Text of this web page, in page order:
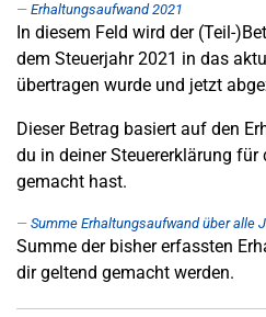
Erhaltungsaufwand 2021
In diesem Feld wird der (Teil-
dem Steuerjahr 2021 in das
übertragen wurde und jetzt
Dieser Betrag basiert auf den
du in deiner Steuererklärung
gemacht hast.
Summe Erhaltungsaufwand über alle
Summe der bisher erfassten
dir geltend gemacht werden.